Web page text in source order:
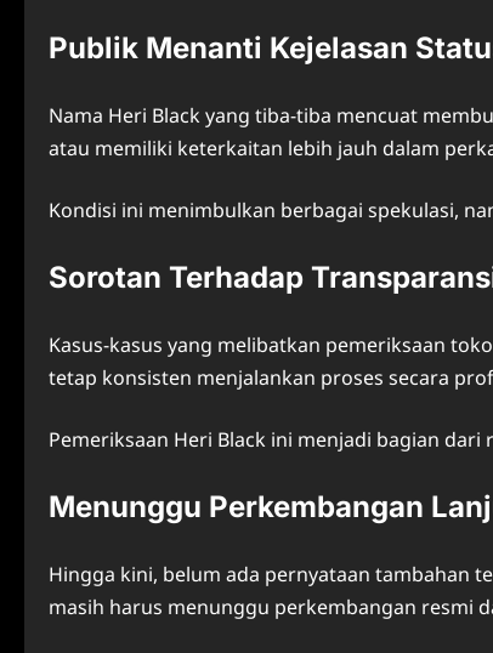
Publik Menanti Kejelasan
Nama Heri Black yang tiba-tiba mencuat
atau memiliki keterkaitan lebih jauh dalam
Kondisi ini menimbulkan berbagai spekulasi,
Sorotan Terhadap
Kasus-kasus yang melibatkan pemeriksaan
tetap konsisten menjalankan proses secara
Pemeriksaan Heri Black ini menjadi bagian
Menunggu Perkembangan
Hingga kini, belum ada pernyataan tambahan
masih harus menunggu perkembangan resmi